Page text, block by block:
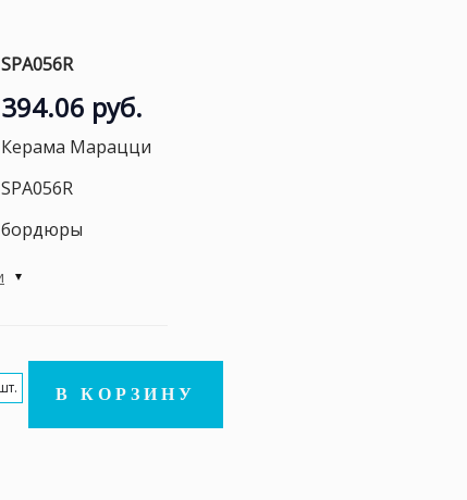
SPA056R
394.06 руб.
Керама Марацци
SPA056R
бордюры
В КОРЗИНУ